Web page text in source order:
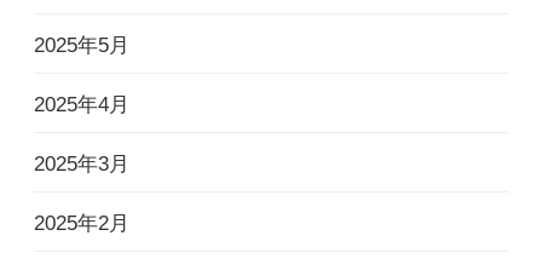
2025年5月
2025年4月
2025年3月
2025年2月